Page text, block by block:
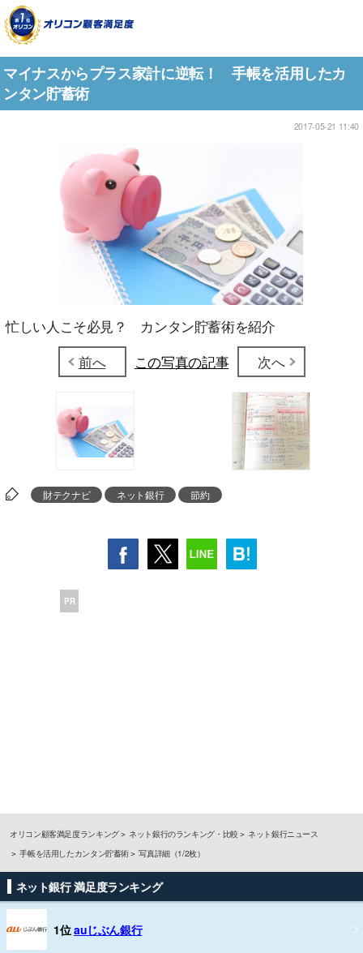
マイナスからプラス家計に逆転！ 手帳を活用したカ
ンタン貯蓄術
2017-05-21 11:40
忙しい人こそ必見？ カンタン貯蓄術を紹介
前へ
この写真の記事 次へ
財テクナビ ネット銀行 節約
PR
オリコン顧客満足度ランキング ネット銀行のランキング・比較
ネット銀行ニュース
手帳を活用したカンタン貯蓄術
写真詳細（1/2枚）
ネット銀行 満足度ランキング
1位auじぶん銀行